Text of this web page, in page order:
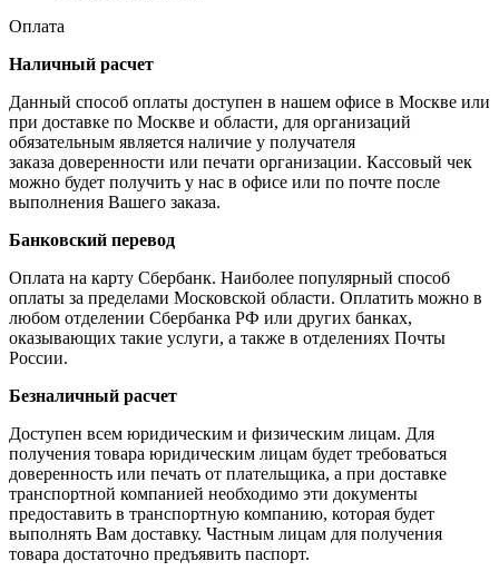
Оплата
Наличный расчет
Данный способ оплаты доступен в нашем офисе в Москве или
при доставке по Москве и области, для организаций
обязательным является наличие у получателя
заказа доверенности или печати организации. Кассовый чек
можно будет получить у нас в офисе или по почте после
выполнения Вашего заказа.
Банковский перевод
Оплата на карту Сбербанк. Наиболее популярный способ
оплаты за пределами Московской области. Оплатить можно в
любом отделении Сбербанка РФ или других банках,
оказывающих такие услуги, а также в отделениях Почты
России.
Безналичный расчет
Доступен всем юридическим и физическим лицам. Для
получения товара юридическим лицам будет требоваться
доверенность или печать от плательщика, а при доставке
транспортной компанией необходимо эти документы
предоставить в транспортную компанию, которая будет
выполнять Вам доставку. Частным лицам для получения
товара достаточно предъявить паспорт.